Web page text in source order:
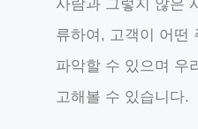
사람과 그렇지 않은
류하여, 고객이 어떤
파악할 수 있으며 우
고해볼 수 있습니다.